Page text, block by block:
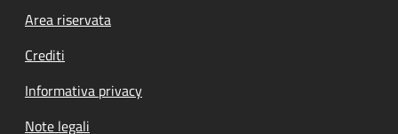
Footer menu
Area riservata
Crediti
Informativa privacy
Note legali